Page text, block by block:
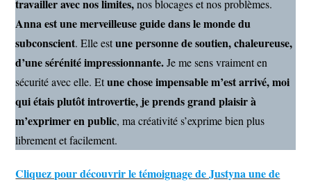
travailler avec nos limites,nos blocages et nos problèmes.
Anna est une merveilleuse guide dans le monde du
subconscient. Elle estune personne de soutien, chaleureuse,
d’une sérénité impressionnante.Je me sens vraiment en
sécurité avec elle. Etune chose impensable m’est arrivé, moi
qui étais plutôt introvertie, je prends grand plaisir à
m’exprimer en public, ma créativité s’exprime bien plus
librement et facilement.
Cliquez pour découvrir le témoignage de Justyna une de